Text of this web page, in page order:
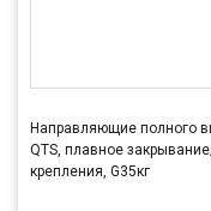
Направляющие полного
QTS, плавное
крепления, G35кг